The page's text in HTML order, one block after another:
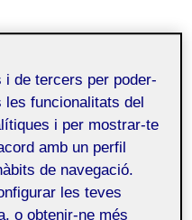
Públic
he optat per utilitzar
que no feia aquests
l’harmonia entre el
i de tercers per poder-
funcionalitats del
i per mostrar-te
amb un perfil
de navegació.
les teves
o obtenir-ne més